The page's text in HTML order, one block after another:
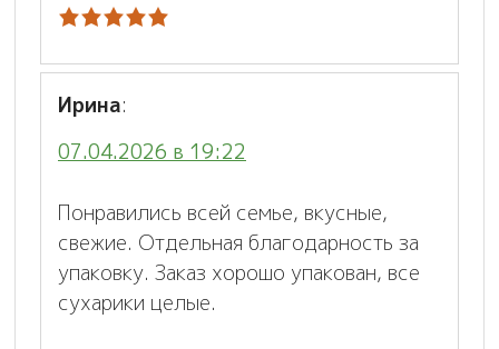
Ирина:
07.04.2026 в 19:22
Понравились всей семье, вкусные,
свежие. Отдельная благодарность за
упаковку. Заказ хорошо упакован, все
сухарики целые.